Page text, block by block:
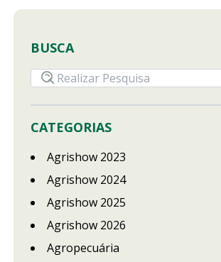
BUSCA
CATEGORIAS
Agrishow 2023
Agrishow 2024
Agrishow 2025
Agrishow 2026
Agropecuária